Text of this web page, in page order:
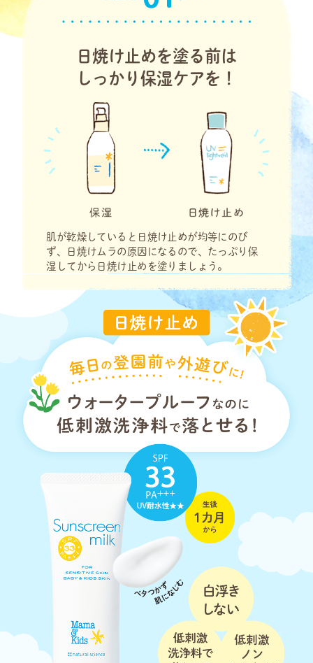
日焼け止めを塗る前は
しっかり保湿ケアを！
肌が乾燥していると日焼け止めが均等にのび
ず、日焼けムラの原因になるので、たっぷり保
湿してから日焼け止めを塗りましょう。